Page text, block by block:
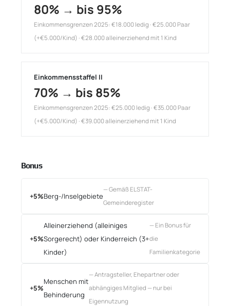
80% → bis 95%
Einkommensgrenzen 2025: €18.000 ledig · €25.000 Paar
(+€5.000/Kind) · €28.000 alleinerziehend mit 1 Kind
Einkommensstaffel II
70% → bis 85%
Einkommensgrenzen 2025: €25.000 ledig · €35.000 Paar
(+€5.000/Kind) · €39.000 alleinerziehend mit 1 Kind
Bonus
+5%Berg-/Inselgebiete
— Gemäß ELSTAT-
Gemeinderegister
+5%
Alleinerziehend (alleiniges
Sorgerecht) oder Kinderreich (3+
Kinder)
— Ein Bonus für
die
Familienkategorie
+5%
Menschen mit
Behinderung
— Antragsteller, Ehepartner oder
abhängiges Mitglied — nur bei
Eigennutzung